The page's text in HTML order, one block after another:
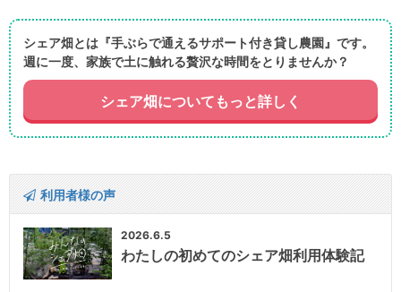
シェア畑とは『手ぶらで通えるサポート付き貸し農園』です。
週に一度、家族で土に触れる贅沢な時間をとりませんか？
シェア畑についてもっと詳しく
利用者様の声
2026.6.5
わたしの初めてのシェア畑利用体験記